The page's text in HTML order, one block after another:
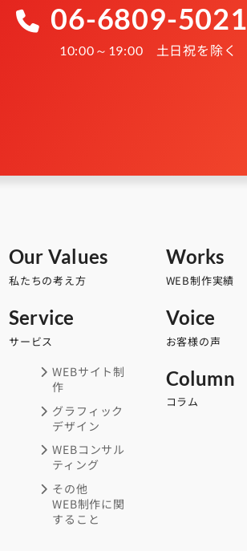
06-6809-5021
10:00～19:00 土日祝を除く
Our Values
私たちの考え方
Service
サービス
WEBサイト制
作
グラフィック
デザイン
WEBコンサル
ティング
その他
WEB制作に関
すること
Works
WEB制作実績
Voice
お客様の声
Column
コラム